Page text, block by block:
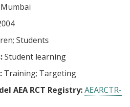
Students
Student learning
Training Targeting
AEA RCT Registry:AEARCTR-